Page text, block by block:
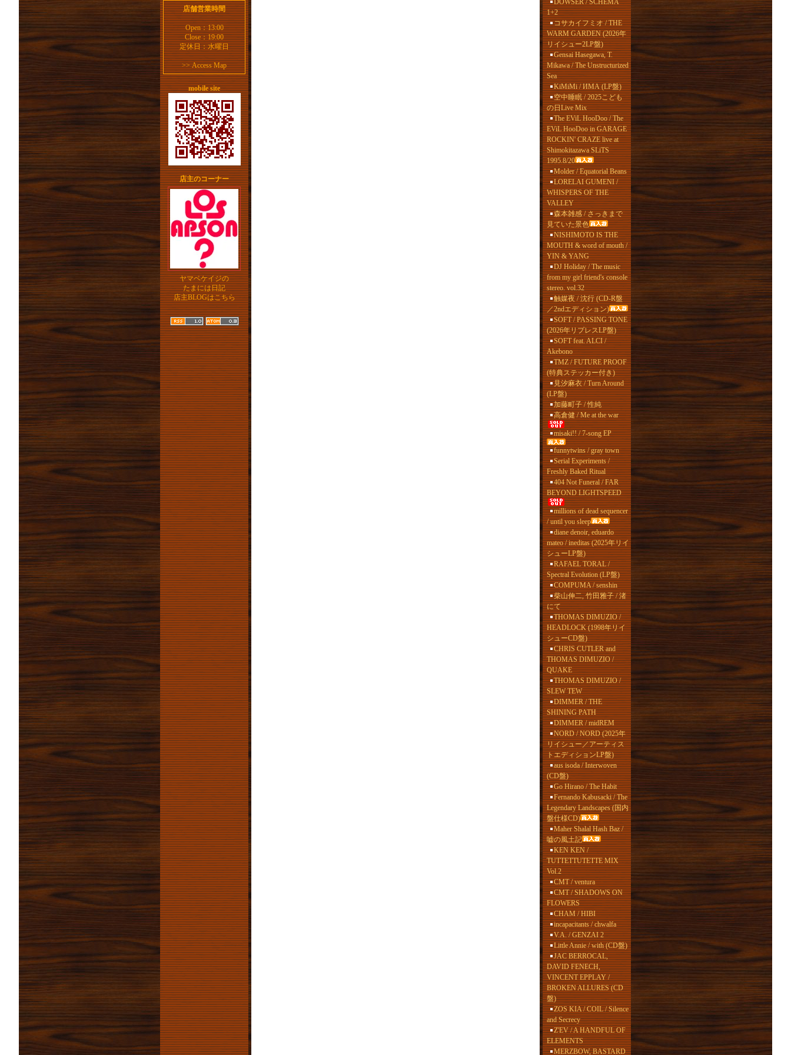
店舗営業時間
Open：13:00
Close：19:00
定休日：水曜日
>>Access Map
mobile site
店主のコーナー
ヤマベケイジの
たまには日記
店主BLOGはこちら
DOWSER / SCHEMA
1+2
コサカイフミオ / THE
WARM GARDEN (2026年
リイシュー2LP盤)
Gensai Hasegawa, T.
Mikawa / The Unstructurized
Sea
KiMiMi / ИМА (LP盤)
空中睡眠 / 2025こども
の日Live Mix
The EViL HooDoo / The
EViL HooDoo in GARAGE
ROCKIN' CRAZE live at
Shimokitazawa SLiTS
1995.8/20
Molder / Equatorial Beans
LORELAI GUMENI /
WHISPERS OF THE
VALLEY
森本雑感 / さっきまで
見ていた景色
NISHIMOTO IS THE
MOUTH & word of mouth /
YIN & YANG
DJ Holiday / The music
from my girl friend's console
stereo. vol.32
触媒夜 / 沈行 (CD-R盤
／2ndエディション)
SOFT / PASSING TONE
(2026年リプレスLP盤)
SOFT feat. ALCI /
Akebono
TMZ / FUTURE PROOF
(特典ステッカー付き)
見汐麻衣 / Turn Around
(LP盤)
加藤町子 / 性純
高倉健 / Me at the war
misaki!! / 7-song EP
funnytwins / gray town
Serial Experiments /
Freshly Baked Ritual
404 Not Funeral / FAR
BEYOND LIGHTSPEED
millions of dead sequencer
/ until you sleep
diane denoir, eduardo
mateo / ineditas (2025年リイ
シューLP盤)
RAFAEL TORAL /
Spectral Evolution (LP盤)
COMPUMA / senshin
柴山伸二, 竹田雅子 / 渚
にて
THOMAS DIMUZIO /
HEADLOCK (1998年リイ
シューCD盤)
CHRIS CUTLER and
THOMAS DIMUZIO /
QUAKE
THOMAS DIMUZIO /
SLEW TEW
DIMMER / THE
SHINING PATH
DIMMER / midREM
NORD / NORD (2025年
リイシュー／アーティス
トエディションLP盤)
aus isoda / Interwoven
(CD盤)
Go Hirano / The Habit
Fernando Kabusacki / The
Legendary Landscapes (国内
盤仕様CD)
Maher Shalal Hash Baz /
嘘の風土記
KEN KEN /
TUTTETTUTETTE MIX
Vol.2
CMT / ventura
CMT / SHADOWS ON
FLOWERS
CHAM / HIBI
incapacitants / chwalfa
V.A. / GENZAI 2
Little Annie / with (CD盤)
JAC BERROCAL,
DAVID FENECH,
VINCENT EPPLAY /
BROKEN ALLURES (CD
盤)
ZOS KIA / COIL / Silence
and Secrecy
Z'EV / A HANDFUL OF
ELEMENTS
MERZBOW, BASTARD